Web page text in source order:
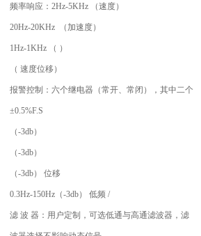
频率响应：2Hz-5KHz （速度）
20Hz-20KHz （加速度）
1Hz-1KHz （ ）
（ 速度位移）
报警控制：六个继电器（常开、常闭），其中二个
±0.5%F.S
（-3db）
（-3db）
（-3db） 位移
0.3Hz-150Hz（-3db） 低频 /
滤 波 器：用户定制，可选低通与高通滤波器，滤